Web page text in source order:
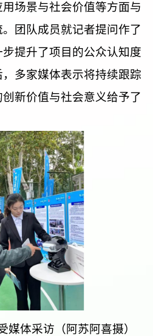
场景与社会价值等方面与
团队成员就记者提问作了
提升了项目的公众认知度
多家媒体表示将持续跟踪
新价值与社会意义给予了
媒体采访（阿苏阿喜摄）